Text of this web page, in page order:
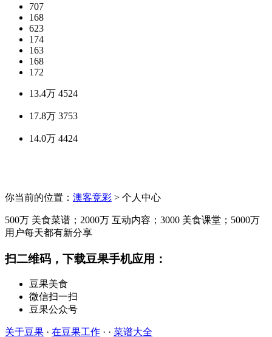
707
168
623
174
163
168
172
13.4万 4524
17.8万 3753
14.0万 4424
你当前的位置： 澳客竞彩 > 个人中心
500万 美食菜谱； 2000万 互动内容； 3000 美食课堂； 5000万
用户每天都有新分享
扫二维码，下载豆果手机应用：
豆果美食
微信扫一扫
豆果公众号
关于豆果 · 在豆果工作 · · 菜谱大全